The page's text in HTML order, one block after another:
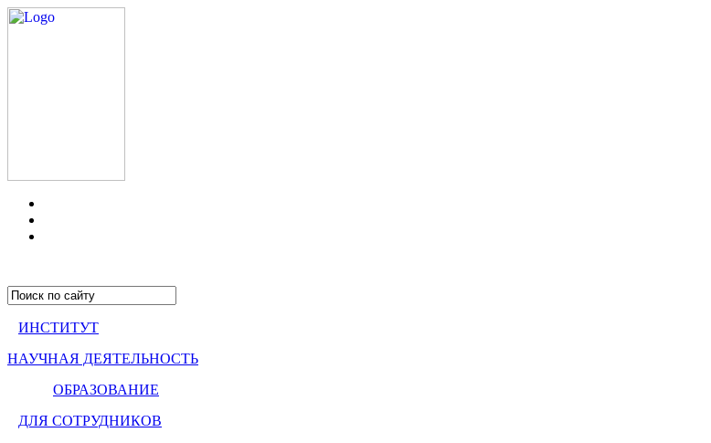
ИНСТИТУТ
НАУЧНАЯ ДЕЯТЕЛЬНОСТЬ
ОБРАЗОВАНИЕ
ДЛЯ СОТРУДНИКОВ